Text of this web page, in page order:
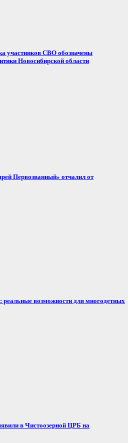
участников СВО обозначены
Новосибирской области
Первозванный» отчалил от
реальные возможности для многодетных
в Чистоозерной ЦРБ на